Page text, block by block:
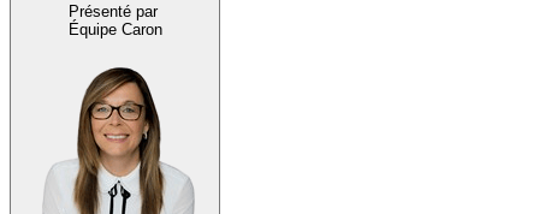
Présenté par
Équipe Caron